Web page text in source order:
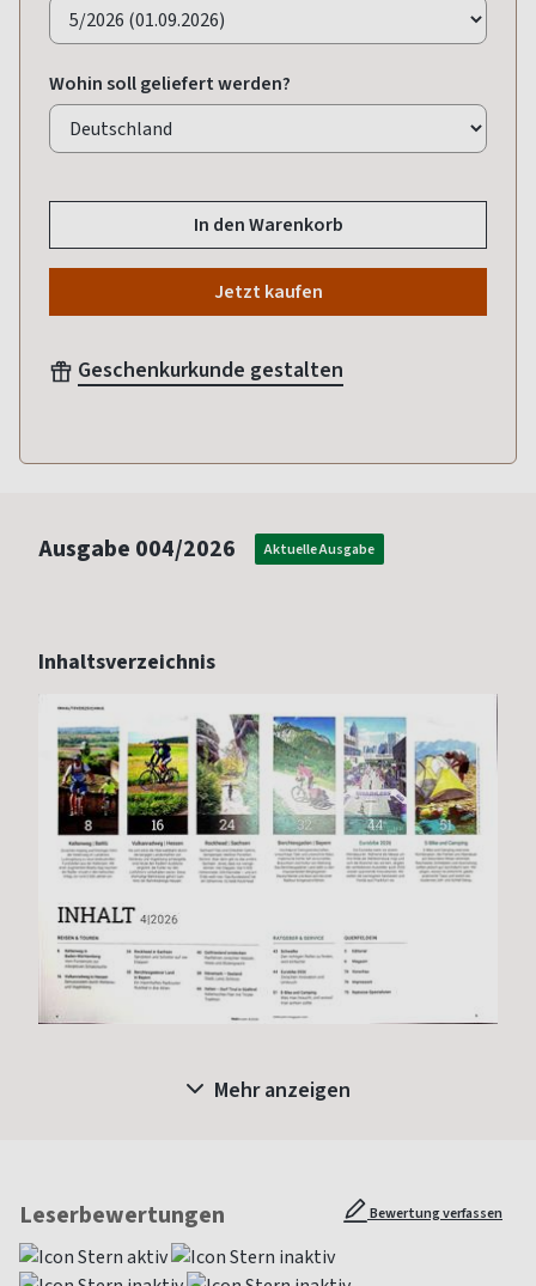
Wohin soll geliefert werden?
In den Warenkorb
Jetzt kaufen
Geschenkurkunde gestalten
Ausgabe 004/2026 Aktuelle Ausgabe
Inhaltsverzeichnis
Mehr anzeigen
Leserbewertungen Bewertung verfassen